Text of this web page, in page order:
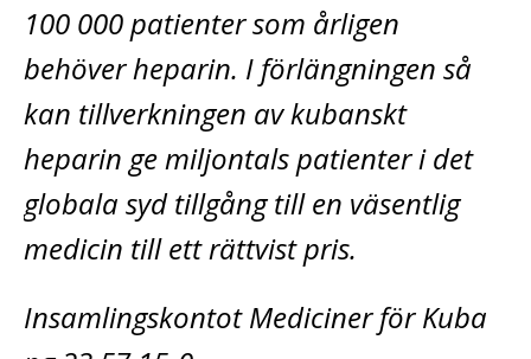
100 000 patienter som årligen
behöver heparin. I förlängningen så
kan tillverkningen av kubanskt
heparin ge miljontals patienter i det
globala syd tillgång till en väsentlig
medicin till ett rättvist pris.
Insamlingskontot Mediciner för Kuba